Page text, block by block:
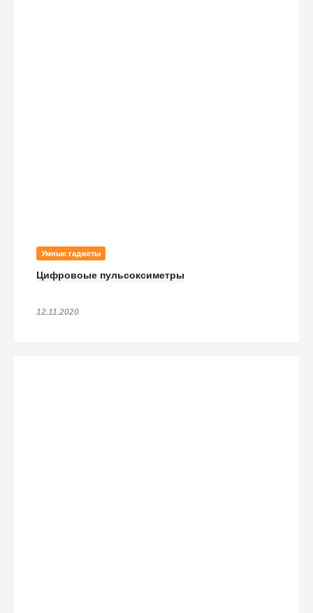
Умные гаджеты
Цифровоые пульсоксиметры
12.11.2020